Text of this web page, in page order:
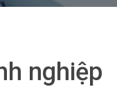
nghiệp